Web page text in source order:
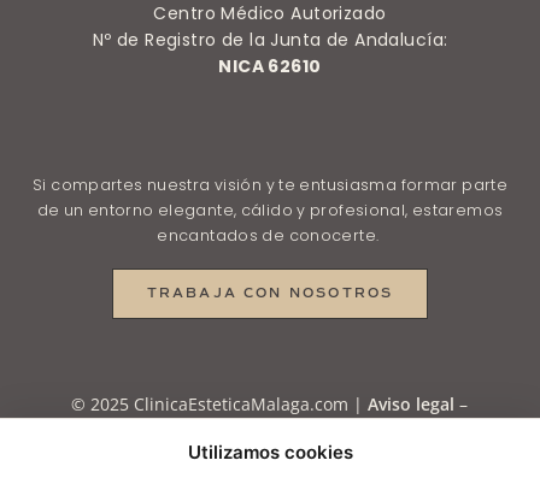
Centro Médico Autorizado
Nº de Registro de la Junta de Andalucía:
NICA 62610
Si compartes nuestra visión y te entusiasma formar parte
de un entorno elegante, cálido y profesional, estaremos
encantados de conocerte.
TRABAJA CON NOSOTROS
© 2025 ClinicaEsteticaMalaga.com |Aviso legal –
Política de Cookies–Configurar cookies
Utilizamos cookies